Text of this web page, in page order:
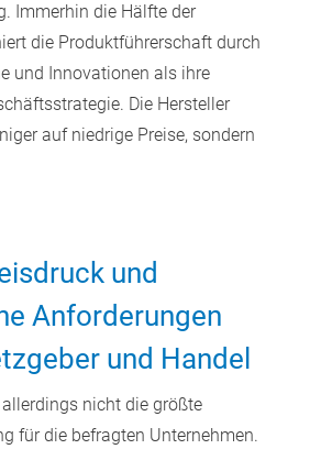
Immerhin die Hälfte der
die Produktführerschaft durch
und Innovationen als ihre
Die Hersteller
auf niedrige Preise, sondern
und
Anforderungen
und Handel
nicht die größte
für die befragten Unternehmen.